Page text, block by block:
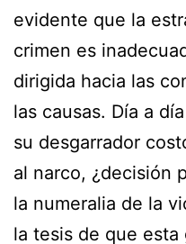
evidente que la
crimen es
dirigida hacia las
las causas. Día a
su desgarrador
al narco, ¿decisión
la numeralia de la
la tesis de que esta